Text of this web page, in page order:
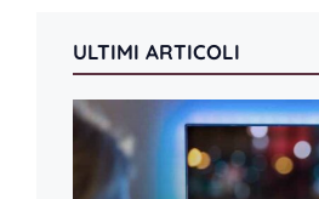
ULTIMI ARTICOLI